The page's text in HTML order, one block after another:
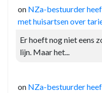
on NZa-bestuurder
met huisartsen over
Er hoeft nog niet eens
lijn. Maar het...
on NZa-bestuurder